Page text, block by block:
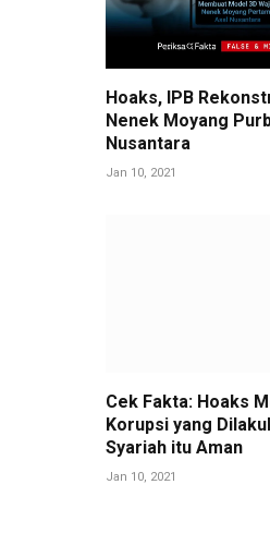
Hoaks, IPB
Nenek Moyang
Nusantara
Jan 10, 2021
Cek Fakta: Hoaks
Korupsi yang
Syariah itu Aman
Jan 10, 2021